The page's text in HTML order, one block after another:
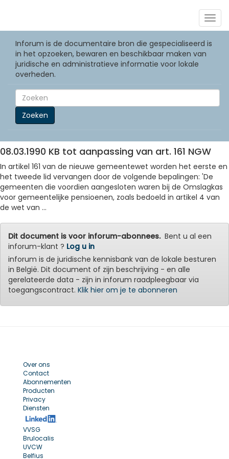
Inforum is de documentaire bron die gespecialiseerd is
in het opzoeken, bewaren en beschikbaar maken van
juridische en administratieve informatie voor lokale
overheden.
Zoeken
08.03.1990 KB tot aanpassing van art. 161 NGW
In artikel 161 van de nieuwe gemeentewet worden het eerste en
het tweede lid vervangen door de volgende bepalingen: 'De
gemeenten die voordien aangesloten waren bij de Omslagkas
voor gemeentelijke pensioenen, zoals bedoeld in artikel 4 van
de wet van ...
Dit document is voor inforum-abonnees.Bent u al een
inforum-klant ? Log u in
inforum is de juridische kennisbank van de lokale besturen
in België. Dit document of zijn beschrijving - en alle
gerelateerde data - zijn in inforum raadpleegbaar via
toegangscontract. Klik hier om je te abonneren
Over ons
Contact
Abonnementen
Producten
Privacy
Diensten
VVSG
Brulocalis
UVCW
Belfius